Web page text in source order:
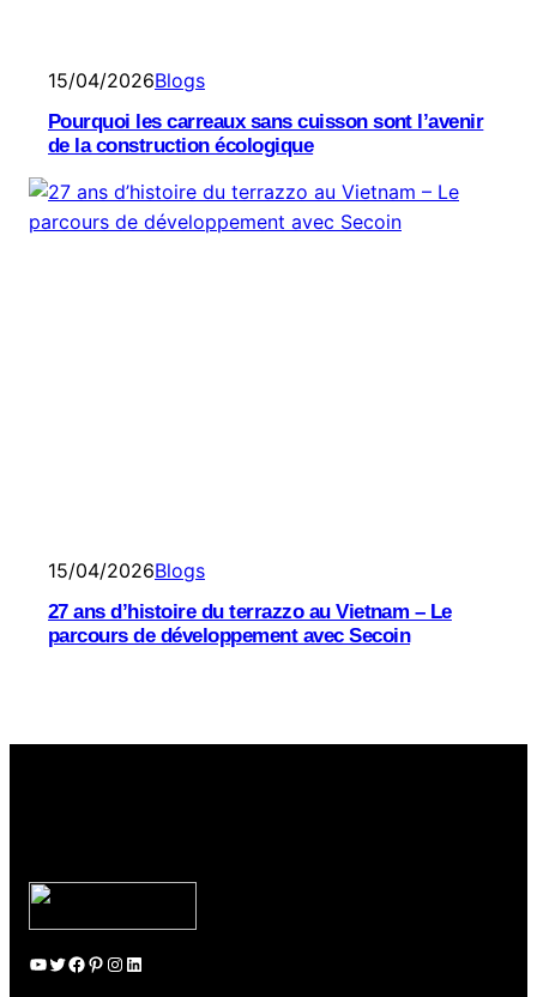
15/04/2026Blogs
Pourquoi les carreaux sans cuisson sont l’avenir
de la construction écologique
15/04/2026Blogs
27 ans d’histoire du terrazzo au Vietnam – Le
parcours de développement avec Secoin
YouTube Twitter Facebook Pinterest Instagram LinkedIn